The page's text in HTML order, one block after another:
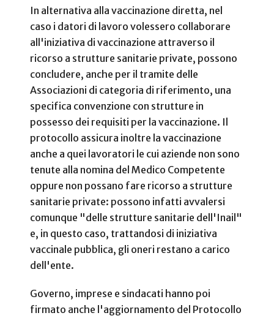
In alternativa alla vaccinazione diretta, nel
caso i datori di lavoro volessero collaborare
all'iniziativa di vaccinazione attraverso il
ricorso a strutture sanitarie private, possono
concludere, anche per il tramite delle
Associazioni di categoria di riferimento, una
specifica convenzione con strutture in
possesso dei requisiti per la vaccinazione. Il
protocollo assicura inoltre la vaccinazione
anche a quei lavoratori le cui aziende non sono
tenute alla nomina del Medico Competente
oppure non possano fare ricorso a strutture
sanitarie private: possono infatti avvalersi
comunque "delle strutture sanitarie dell'Inail"
e, in questo caso, trattandosi di iniziativa
vaccinale pubblica, gli oneri restano a carico
dell'ente.
Governo, imprese e sindacati hanno poi
firmato anche l'aggiornamento del Protocollo